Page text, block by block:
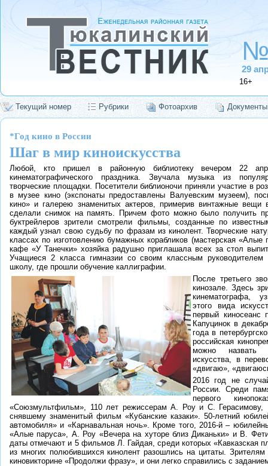
29
16+
Текущий номер Рубрики Фотоархив Документы
*Год кино в России
Шаг в мир киноискусства
Любой, кто пришел в районную библиотеку вечером 22
кинематографического праздника. Звучала музыка из
творческие площадки. Посетители библионочи приняли участие в
в музее кино (экспонаты предоставлены Валуевским музеем),
кино» и галерею знаменитых актеров, примерив винтажные
сделали снимок на память. Причем фото можно было получить
буктрейлеров зрители смотрели фильмы, созданные по
каждый узнал свою судьбу по фразам из кинолент. Творческие
классах по изготовлению бумажных корабликов (мастерская «Алые
кафе «У Танечки» хозяйка радушно приглашала всех за стол
Учащиеся 2 класса гимназии со своим классным руководителем
школу, где прошли обучение каллиграфии.
После третьего
кинозале. Здесь
кинематографа,
этого вида
первый
Капуцинок в
года в
российская
можно назвать
искусства, в
«двигаю»,
2016 год не
России. Среди
первого
«Союзмультфильм», 110 лет режиссерам А. Роу и С.
снявшему знаменитый фильм «Кубанские казаки». 50-летний
автомобиля» и «Карнавальная ночь». Кроме того, 2016-й –
«Алые паруса», А. Роу «Вечера на хуторе близ Диканьки» и В.
даты отмечают и 5 фильмов Л. Гайдая, среди которых «Кавказская
из многих полюбившихся кинолент разошлись на цитаты.
киновикторине «Продолжи фразу», и они легко справились с